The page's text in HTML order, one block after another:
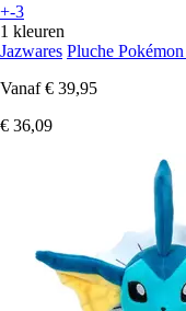
+-3
1 kleuren
Jazwares Pluche
Vanaf € 39,95
€ 36,09